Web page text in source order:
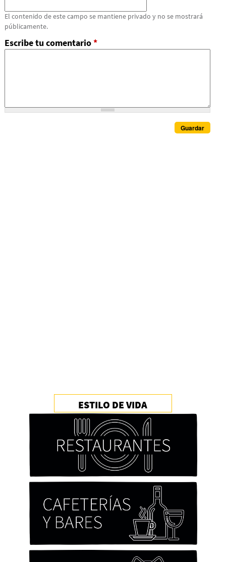
El contenido de este campo se mantiene privado y no se mostrará
públicamente.
Escribe tu comentario*
ESTILO DE VIDA